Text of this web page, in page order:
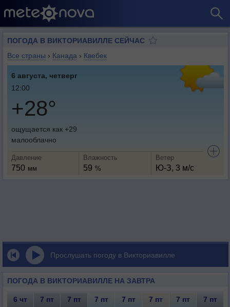
ПОГОДА В ВИКТОРИАВИЛЛЕ СЕЙЧАС
Все страны › Канада › Квебек
6 августа, четверг
12:00
+28°
ощущается как +29
малооблачно
Давление
750 мм
Влажность
59 %
Ветер
Ю-З, 3 м/с
Прослушать погоду в Викториавилле
ПОГОДА В ВИКТОРИАВИЛЛЕ НА ЗАВТРА
6 чт 7 пт 7 пт 7 пт 7 пт 7 пт 7 пт 7 пт